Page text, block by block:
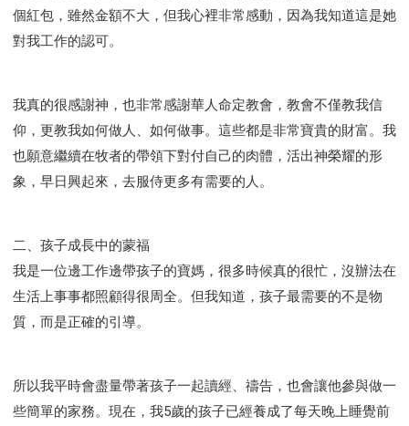
個紅包，雖然金額不大，但我心裡非常感動，因為我知道這是她
對我工作的認可。
我真的很感謝神，也非常感謝華人命定教會，教會不僅教我信
仰，更教我如何做人、如何做事。這些都是非常寶貴的財富。我
也願意繼續在牧者的帶領下對付自己的肉體，活出神榮耀的形
象，早日興起來，去服侍更多有需要的人。
二、孩子成長中的蒙福
我是一位邊工作邊帶孩子的寶媽，很多時候真的很忙，沒辦法在
生活上事事都照顧得很周全。但我知道，孩子最需要的不是物
質，而是正確的引導。
所以我平時會盡量帶著孩子一起讀經、禱告，也會讓他參與做一
些簡單的家務。現在，我5歲的孩子已經養成了每天晚上睡覺前